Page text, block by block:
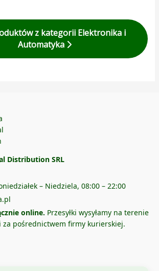
z kategorii Elektronika i
Automatyka
Distribution SRL
– Niedziela, 08:00 – 22:00
online. Przesyłki wysyłamy na terenie
za pośrednictwem firmy kurierskiej.